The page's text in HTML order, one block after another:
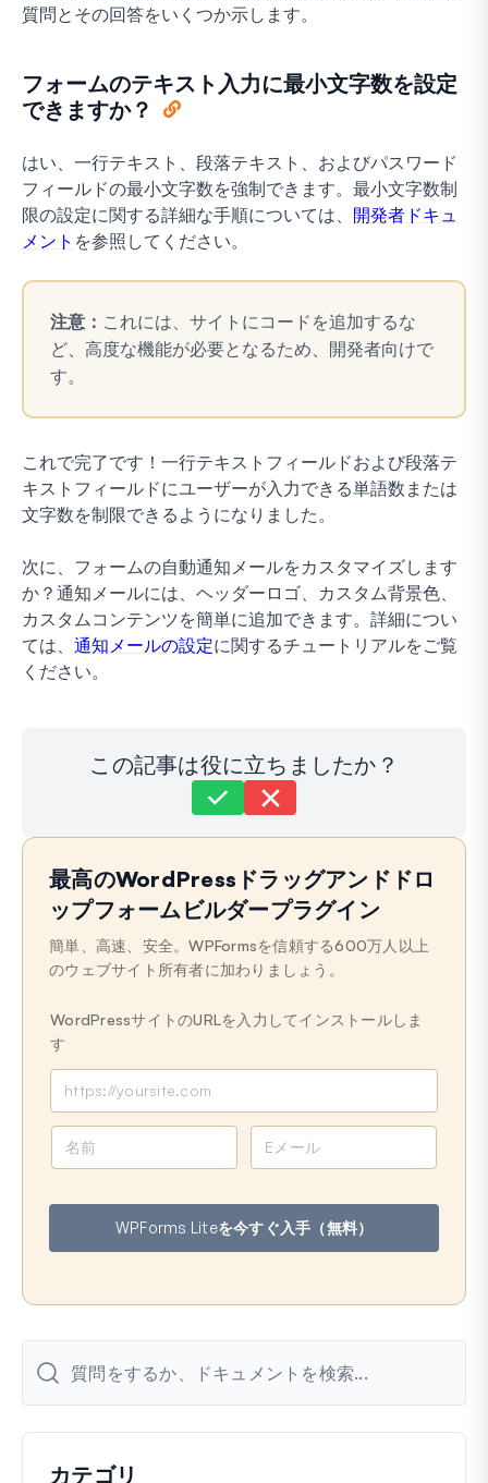
質問とその回答をいくつか示します。
フォームのテキスト入力に最小文字数を設定
できますか？
はい、一行テキスト、段落テキスト、およびパスワード
フィールドの最小文字数を強制できます。最小文字数制
限の設定に関する詳細な手順については、 開発者ドキュ
メント を参照してください。
注意： これには、サイトにコードを追加するな
ど、高度な機能が必要となるため、開発者向けで
す。
これで完了です！一行テキストフィールドおよび段落テ
キストフィールドにユーザーが入力できる単語数または
文字数を制限できるようになりました。
次に、フォームの自動通知メールをカスタマイズします
か？通知メールには、ヘッダーロゴ、カスタム背景色、
カスタムコンテンツを簡単に追加できます。詳細につい
ては、 通知メールの設定に関するチュートリアルをご覧
ください。
この記事は役に立ちましたか？
まだ解決しませんか？
どうすればお手伝いできますか？
最終更新日: 2024年5月21日
最高のWordPressドラッグアンドドロ
ップフォームビルダープラグイン
簡単、高速、安全。WPFormsを信頼する600万人以上
のウェブサイト所有者に加わりましょう。
WordPressサイトのURLを入力してインストールしま
す
ア
ド
レ
WPForms Liteを今すぐ入手（無料）
カテゴリ